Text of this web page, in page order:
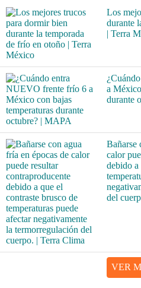
Los
durante
| Terra
a
durante
Bañarse
calor
debido a
del
VER